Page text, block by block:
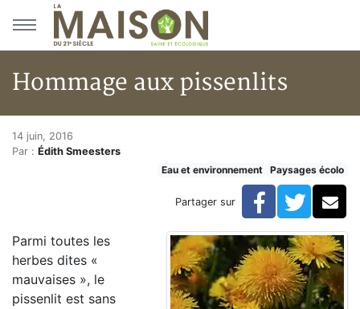
Aller au menu principal
Aller au contenu principal
Hommage aux pissenlits
Accueil
Articles
Eau et environnement
Hommage aux pissenlits
14 juin, 2016
Par : Édith Smeesters
Eau et environnement
Paysages écolo
Partager sur Facebook
Parmi toutes les
herbes dites «
mauvaises », le
pissenlit est sans